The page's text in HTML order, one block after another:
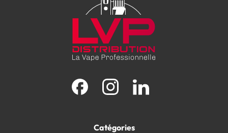
Catégories
Facebook Instagram